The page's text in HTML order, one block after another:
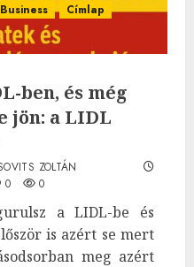
Business
Címlap
ben, és még
jön: a LIDL
ZOLTÁN
0 0
a LIDL-be és
is azért se mert
meg azért